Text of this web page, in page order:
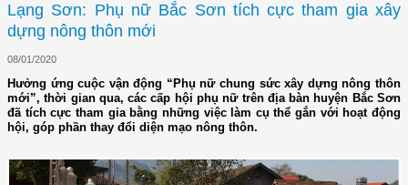
Lạng Sơn: Phụ nữ Bắc Sơn tích cực tham gia xây
dựng nông thôn mới
08/01/2020
Hưởng ứng cuộc vận động “Phụ nữ chung sức xây dựng nông thôn
mới”, thời gian qua, các cấp hội phụ nữ trên địa bàn huyện Bắc Sơn
đã tích cực tham gia bằng những việc làm cụ thể gắn với hoạt động
hội, góp phần thay đổi diện mạo nông thôn.